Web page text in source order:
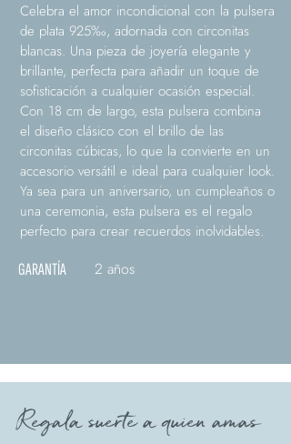
Celebra el amor incondicional con la pulsera
de plata 925‰, adornada con circonitas
blancas. Una pieza de joyería elegante y
brillante, perfecta para añadir un toque de
sofisticación a cualquier ocasión especial.
Con 18 cm de largo, esta pulsera combina
el diseño clásico con el brillo de las
circonitas cúbicas, lo que la convierte en un
accesorio versátil e ideal para cualquier look.
Ya sea para un aniversario, un cumpleaños o
una ceremonia, esta pulsera es el regalo
perfecto para crear recuerdos inolvidables.
GARANTÍA 2 años
Regala suerte a quien amas